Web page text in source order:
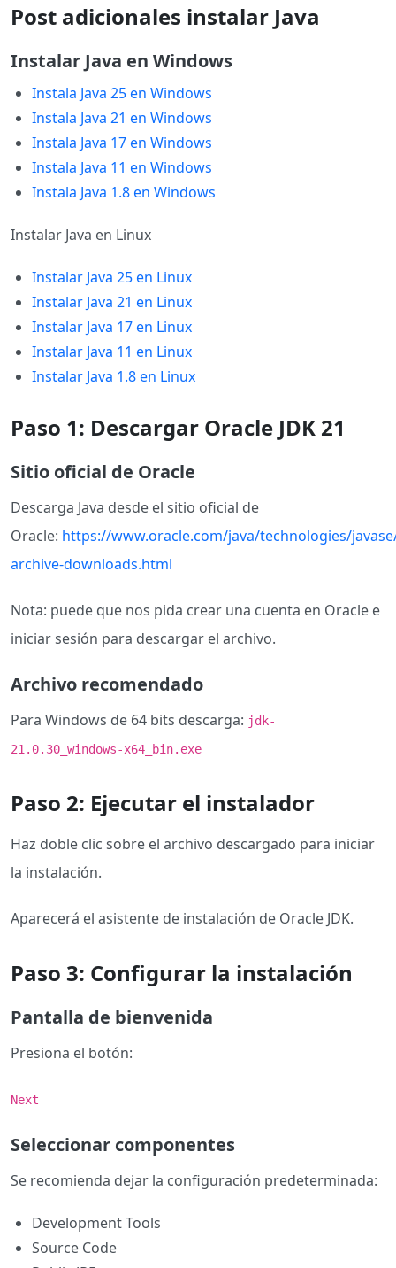
Post adicionales instalar Java
Instalar Java en Windows
Instala Java 25 en Windows
Instala Java 21 en Windows
Instala Java 17 en Windows
Instala Java 11 en Windows
Instala Java 1.8 en Windows
Instalar Java en Linux
Instalar Java 25 en Linux
Instalar Java 21 en Linux
Instalar Java 17 en Linux
Instalar Java 11 en Linux
Instalar Java 1.8 en Linux
Paso 1: Descargar Oracle JDK 21
Sitio oficial de Oracle
Descarga Java desde el sitio oficial de
Oracle: https://www.oracle.com/java/technologies/
archive-downloads.html
Nota: puede que nos pida crear una cuenta en Oracle e
iniciar sesión para descargar el archivo.
Archivo recomendado
Para Windows de 64 bits descarga: jdk-
21.0.30_windows-x64_bin.exe
Paso 2: Ejecutar el instalador
Haz doble clic sobre el archivo descargado para iniciar
la instalación.
Aparecerá el asistente de instalación de Oracle JDK.
Paso 3: Configurar la instalación
Pantalla de bienvenida
Presiona el botón:
Next
Seleccionar componentes
Se recomienda dejar la configuración predeterminada:
Development Tools
Source Code